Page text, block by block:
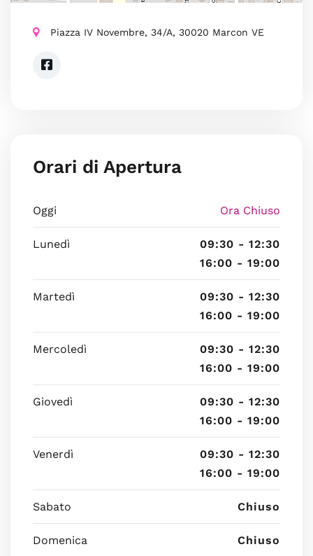
Piazza IV Novembre, 34/A, 30020 Marcon VE
Orari di Apertura
Oggi Ora Chiuso
Lunedì
09:30 - 12:30
16:00 - 19:00
Martedì
09:30 - 12:30
16:00 - 19:00
Mercoledì
09:30 - 12:30
16:00 - 19:00
Giovedì
09:30 - 12:30
16:00 - 19:00
Venerdì
09:30 - 12:30
16:00 - 19:00
Sabato Chiuso
Domenica Chiuso